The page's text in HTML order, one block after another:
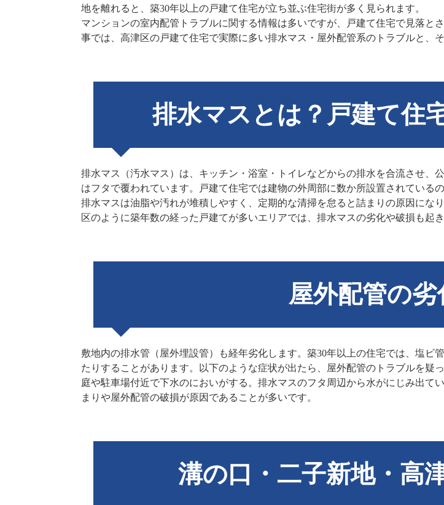
地を離れると、築30年以上の戸建て住宅が立ち並ぶ住宅街が多く見られます。
マンションの室内配管トラブルに関する情報は多いですが、戸建て住宅で見落
事では、高津区の戸建て住宅で実際に多い排水マス・屋外配管系のトラブルと、
排水マスとは？戸建て住
排水マス（汚水マス）は、キッチン・浴室・トイレなどからの排水を合流させ、
はフタで覆われています。戸建て住宅では建物の外周部に数か所設置されているの
排水マスは油脂や汚れが堆積しやすく、定期的な清掃を怠ると詰まりの原因にな
区のように築年数の経った戸建てが多いエリアでは、排水マスの劣化や破損も起
屋外配管の
敷地内の排水管（屋外埋設管）も経年劣化します。築30年以上の住宅では、塩ビ
たりすることがあります。以下のような症状が出たら、屋外配管のトラブルを疑っ
庭や駐車場付近で下水のにおいがする。排水マスのフタ周辺から水がにじみ出
まりや屋外配管の破損が原因であることが多いです。
溝の口・二子新地・高